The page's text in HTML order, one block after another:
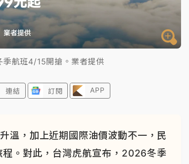
航班4/15開搶。業者提供
連結 訂閱 APP
溫，加上近期國際油價波動不一，民
。對此，台灣虎航宣布，2026冬季